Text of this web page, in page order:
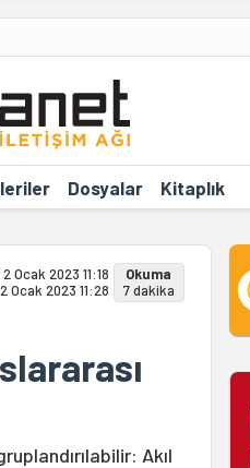
Dosyalar Kitaplık
2 Ocak 2023 11:18
2 Ocak 2023 11:28
Okuma
7 dakika
Akıl